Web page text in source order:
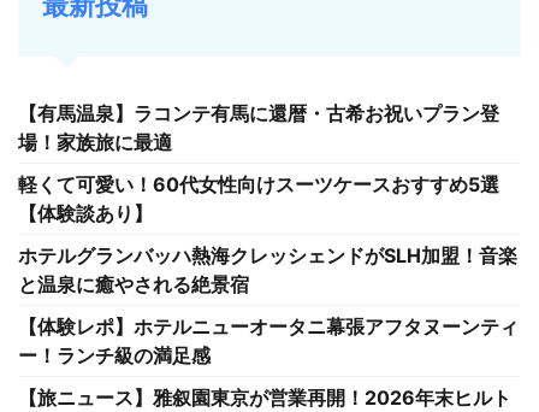
【有馬温泉】ラコンテ有馬に還暦・古希お祝いプラン登
場！家族旅に最適
軽くて可愛い！60代女性向けスーツケースおすすめ5選
【体験談あり】
ホテルグランバッハ熱海クレッシェンドがSLH加盟！音楽
と温泉に癒やされる絶景宿
【体験レポ】ホテルニューオータニ幕張アフタヌーンティ
ー！ランチ級の満足感
【旅ニュース】雅叙園東京が営業再開！2026年末ヒルト